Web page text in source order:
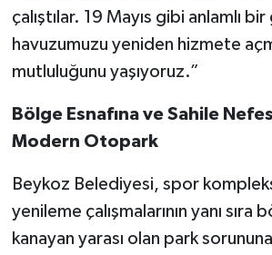
çalıştılar. 19 Mayıs gibi anlamlı
havuzumuzu yeniden hizmete
mutluluğunu yaşıyoruz.”
Bölge Esnafına ve Sahile
Modern Otopark
Beykoz Belediyesi, spor
yenileme çalışmalarının yanı sıra
kanayan yarası olan park